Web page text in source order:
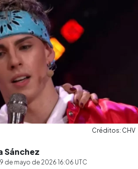
Créditos: CHV
Sánchez
de mayo de 2026 16:06 UTC